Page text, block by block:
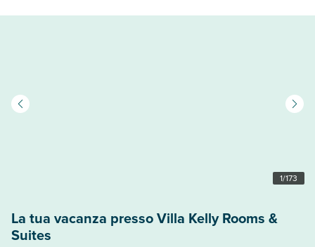
1/173
La tua vacanza presso Villa Kelly Rooms &
Suites